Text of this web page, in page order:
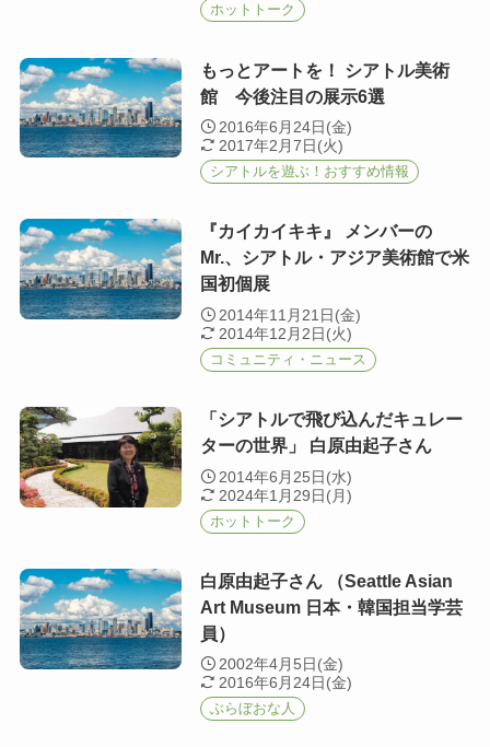
ホットトーク
もっとアートを！ シアトル美術
館 今後注目の展示6選
2016年6月24日(金)
2017年2月7日(火)
シアトルを遊ぶ！おすすめ情報
『カイカイキキ』 メンバーの
Mr.、シアトル・アジア美術館で米
国初個展
2014年11月21日(金)
2014年12月2日(火)
コミュニティ・ニュース
「シアトルで飛び込んだキュレー
ターの世界」 白原由起子さん
2014年6月25日(水)
2024年1月29日(月)
ホットトーク
白原由起子さん （Seattle Asian
Art Museum 日本・韓国担当学芸
員）
2002年4月5日(金)
2016年6月24日(金)
ぶらぼおな人